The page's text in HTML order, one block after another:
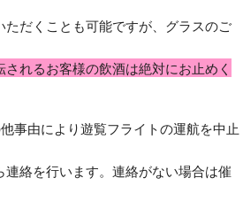
だくことも可能ですが、グラスのご
れるお客様の飲酒は絶対にお止めく
事由により遊覧フライトの運航を中止
絡を行います。連絡がない場合は催